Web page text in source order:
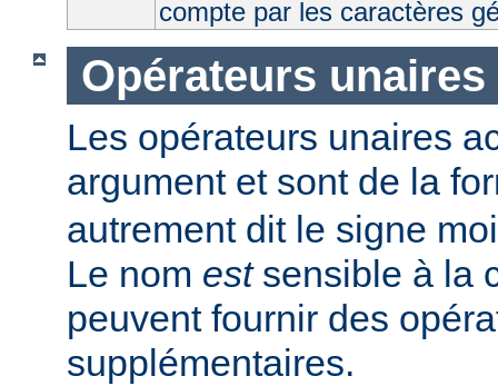
compte par les caractères
Opérateurs unaires
Les opérateurs unaires
argument et sont de la
autrement dit le signe
Le nom estsensible à la
peuvent fournir des
supplémentaires.